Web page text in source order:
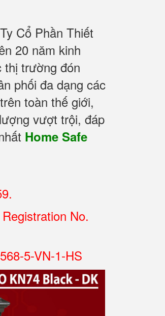
Cổ Phần Thiết
20 năm kinh
thị trường đón
phối đa dạng các
toàn thế giới,
vượt trội, đáp
Home Safe
No.
5-VN-1-HS